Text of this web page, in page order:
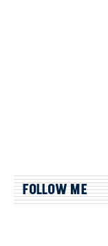
FOLLOW ME